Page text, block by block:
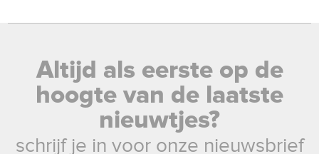
Altijd als eerste op de
hoogte van de laatste
nieuwtjes?
schrijf je in voor onze nieuwsbrief